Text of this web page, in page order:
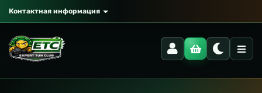
Контактная информация